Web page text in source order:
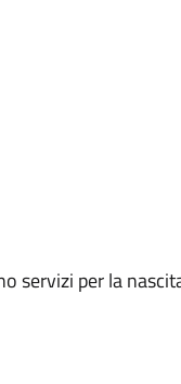
servizi per la